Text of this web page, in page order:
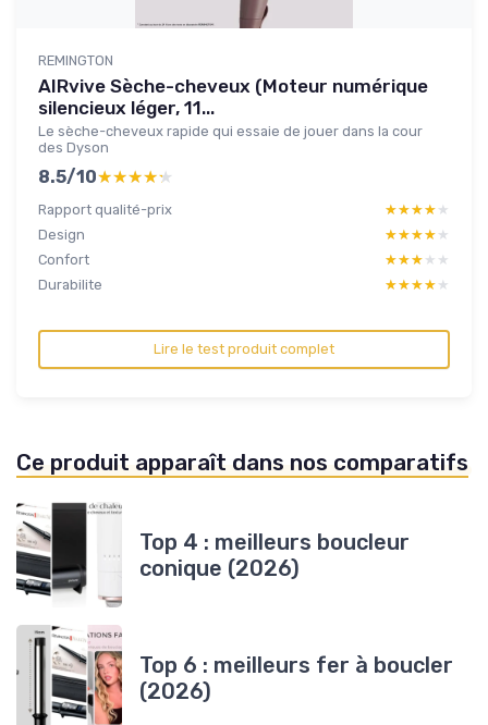
REMINGTON
AIRvive Sèche-cheveux (Moteur numérique
silencieux léger, 11...
Le sèche-cheveux rapide qui essaie de jouer dans la cour
des Dyson
8.5/10★★★★★
★★★★★
Rapport qualité-prix ★★★★★
★★★★★
Design
★★★★★
★★★★★
Confort
★★★★★
★★★★★
Durabilite
★★★★★
★★★★★
Lire le test produit complet
Ce produit apparaît dans nos comparatifs
Top 4 : meilleurs boucleur
conique (2026)
Top 6 : meilleurs fer à boucler
(2026)